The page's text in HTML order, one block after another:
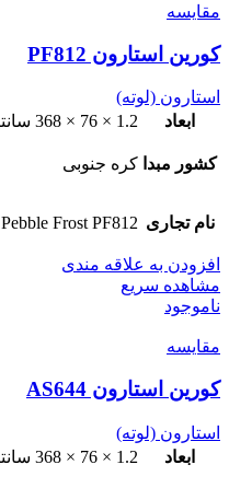
مقایسه
کورین استارون PF812
استارون (لوته)
ابعاد
1.2 × 76 × 368 سانتیمتر
کشور مبدا کره جنوبی
نام تجاری Pebble Frost PF812
افزودن به علاقه مندی
مشاهده سریع
ناموجود
مقایسه
کورین استارون AS644
استارون (لوته)
ابعاد
1.2 × 76 × 368 سانتیمتر